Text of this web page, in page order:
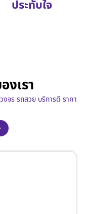
ประทับใจ
งเรา
จร รถสวย บริการดี ราคา